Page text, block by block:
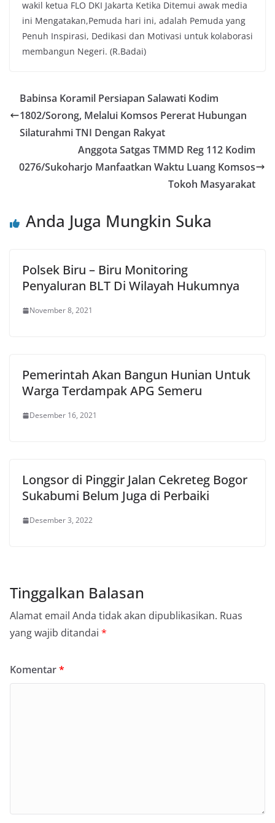
wakil ketua FLO DKI Jakarta Ketika Ditemui awak media
ini Mengatakan,Pemuda hari ini, adalah Pemuda yang
Penuh Inspirasi, Dedikasi dan Motivasi untuk kolaborasi
membangun Negeri. (R.Badai)
Babinsa Koramil Persiapan Salawati Kodim
1802/Sorong, Melalui Komsos Pererat Hubungan
Silaturahmi TNI Dengan Rakyat
Anggota Satgas TMMD Reg 112 Kodim
0276/Sukoharjo Manfaatkan Waktu Luang Komsos
Tokoh Masyarakat
Anda Juga Mungkin Suka
Polsek Biru – Biru Monitoring
Penyaluran BLT Di Wilayah Hukumnya
November 8, 2021
Pemerintah Akan Bangun Hunian Untuk
Warga Terdampak APG Semeru
Desember 16, 2021
Longsor di Pinggir Jalan Cekreteg Bogor
Sukabumi Belum Juga di Perbaiki
Desember 3, 2022
Tinggalkan Balasan
Alamat email Anda tidak akan dipublikasikan. Ruas
yang wajib ditandai *
Komentar*